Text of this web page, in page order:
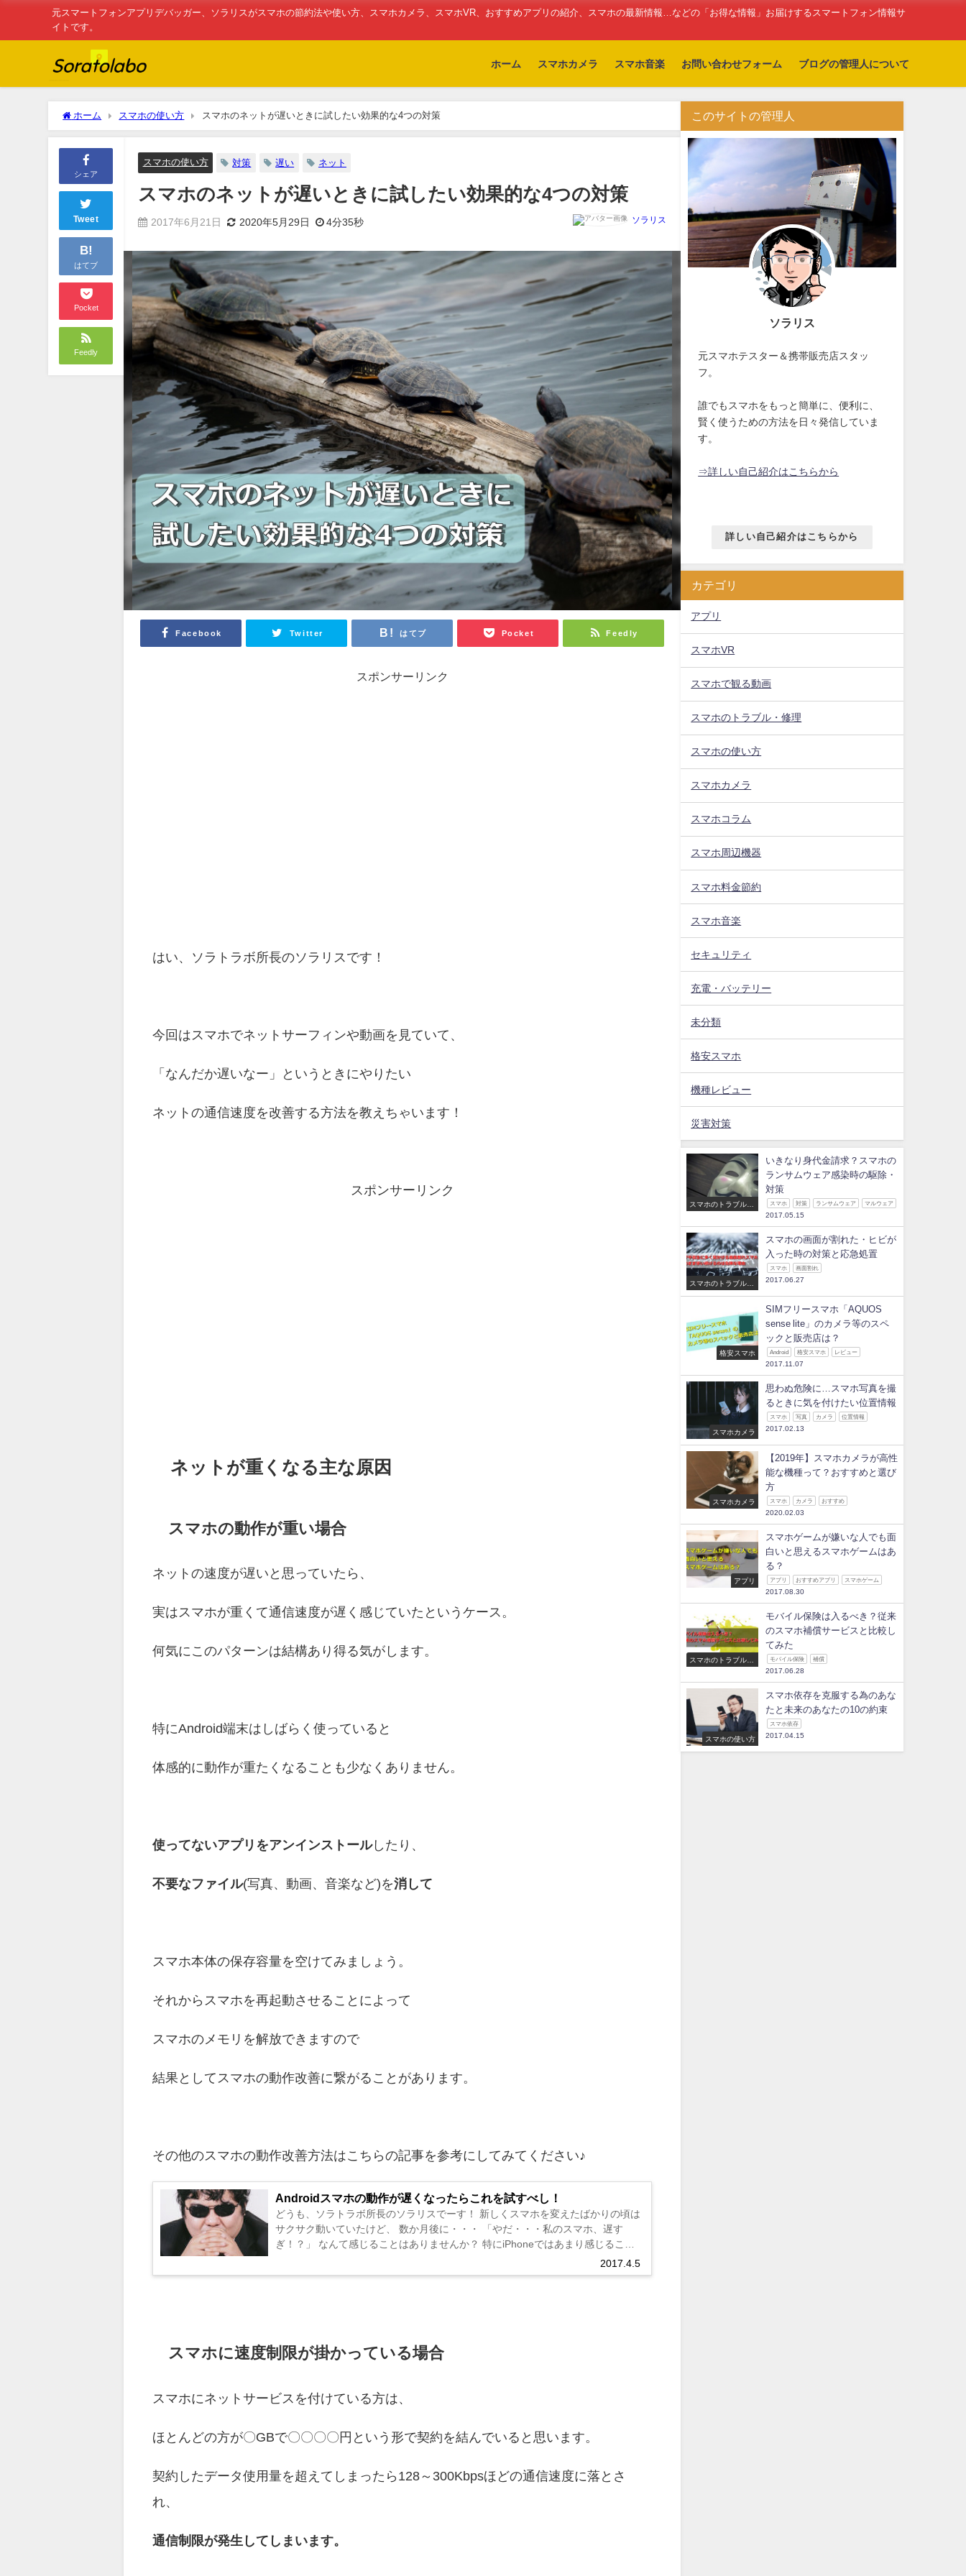
元スマートフォンアプリデバッガー、ソラリスがスマホの節約法や使い方、スマホカメラ、スマホVR、おすすめアプリの紹介、スマホの最新情報…などの「お得な情報」お届けするスマートフォン情報サ
イトです。
ホーム スマホカメラ スマホ音楽 お問い合わせフォーム ブログの管理人について
ホーム スマホの使い方 スマホのネットが遅いときに試したい効果的な4つの対策
シェア
Tweet
B!
はてブ
Pocket
Feedly
スマホの使い方 対策 遅い ネット
スマホのネットが遅いときに試したい効果的な4つの対策
2017年6月21日 2020年5月29日 4分35秒 ソラリス
Facebook Twitter はてブ Pocket Feedly
スポンサーリンク
はい、ソラトラボ所長のソラリスです！
今回はスマホでネットサーフィンや動画を見ていて、
「なんだか遅いなー」というときにやりたい
ネットの通信速度を改善する方法を教えちゃいます！
スポンサーリンク
ネットが重くなる主な原因
スマホの動作が重い場合
ネットの速度が遅いと思っていたら、
実はスマホが重くて通信速度が遅く感じていたというケース。
何気にこのパターンは結構あり得る気がします。
特にAndroid端末はしばらく使っていると
体感的に動作が重たくなることも少なくありません。
使ってないアプリをアンインストールしたり、
不要なファイル(写真、動画、音楽など)を消して
スマホ本体の保存容量を空けてみましょう。
それからスマホを再起動させることによって
スマホのメモリを解放できますので
結果としてスマホの動作改善に繋がることがあります。
その他のスマホの動作改善方法はこちらの記事を参考にしてみてください♪
Androidスマホの動作が遅くなったらこれを試すべし！
2017.4.5
どうも、ソラトラボ所長のソラリスでーす！ 新しくスマホを変えたばかりの頃は
サクサク動いていたけど、 数か月後に・・・ 「やだ・・・私のスマホ、遅す
ぎ！？」 なんて感じることはありませんか？ 特にiPhoneではあまり感じること
スマホに速度制限が掛かっている場合
スマホにネットサービスを付けている方は、
ほとんどの方が〇GBで〇〇〇〇円という形で契約を結んでいると思います。
契約したデータ使用量を超えてしまったら128～300Kbpsほどの通信速度に落とさ
れ、
通信制限が発生してしまいます。
このサイトの管理人
ソラリス
元スマホテスター＆携帯販売店スタッ
フ。
誰でもスマホをもっと簡単に、便利に、
賢く使うための方法を日々発信していま
す。
⇒詳しい自己紹介はこちらから
詳しい自己紹介はこちらから
カテゴリ
アプリ
スマホVR
スマホで観る動画
スマホのトラブル・修理
スマホの使い方
スマホカメラ
スマホコラム
スマホ周辺機器
スマホ料金節約
スマホ音楽
セキュリティ
充電・バッテリー
未分類
格安スマホ
機種レビュー
災害対策
スマホのトラブル・
いきなり身代金請求？スマホの
ランサムウェア感染時の駆除・
対策
スマホ 対策 ランサムウェア マルウェア
2017.05.15
スマホのトラブル・
修理
スマホの画面が割れた・ヒビが
入った時の対策と応急処置
スマホ 画面割れ
2017.06.27
格安スマホ
SIMフリースマホ「AQUOS
sense lite」のカメラ等のスペ
ックと販売店は？
Android 格安スマホ レビュー
2017.11.07
スマホカメラ
思わぬ危険に…スマホ写真を撮
るときに気を付けたい位置情報
スマホ 写真 カメラ 位置情報
2017.02.13
スマホカメラ
【2019年】スマホカメラが高性
能な機種って？おすすめと選び
方
スマホ カメラ おすすめ
2020.02.03
アプリ
スマホゲームが嫌いな人でも面
白いと思えるスマホゲームはあ
る？
アプリ おすすめアプリ スマホゲーム
2017.08.30
スマホのトラブル・
モバイル保険は入るべき？従来
のスマホ補償サービスと比較し
てみた
モバイル保険 補償
2017.06.28
スマホの使い方
スマホ依存を克服する為のあな
たと未来のあなたの10の約束
スマホ依存
2017.04.15